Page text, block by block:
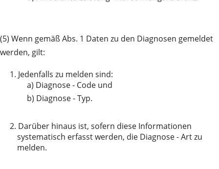
(5) Wenn gemäß Abs. 1 Daten zu den Diagnosen gemeldet
werden, gilt:
1. Jedenfalls zu melden sind:
a) Diagnose - Code und
b) Diagnose - Typ.
2. Darüber hinaus ist, sofern diese Informationen
systematisch erfasst werden, die Diagnose - Art zu
melden.